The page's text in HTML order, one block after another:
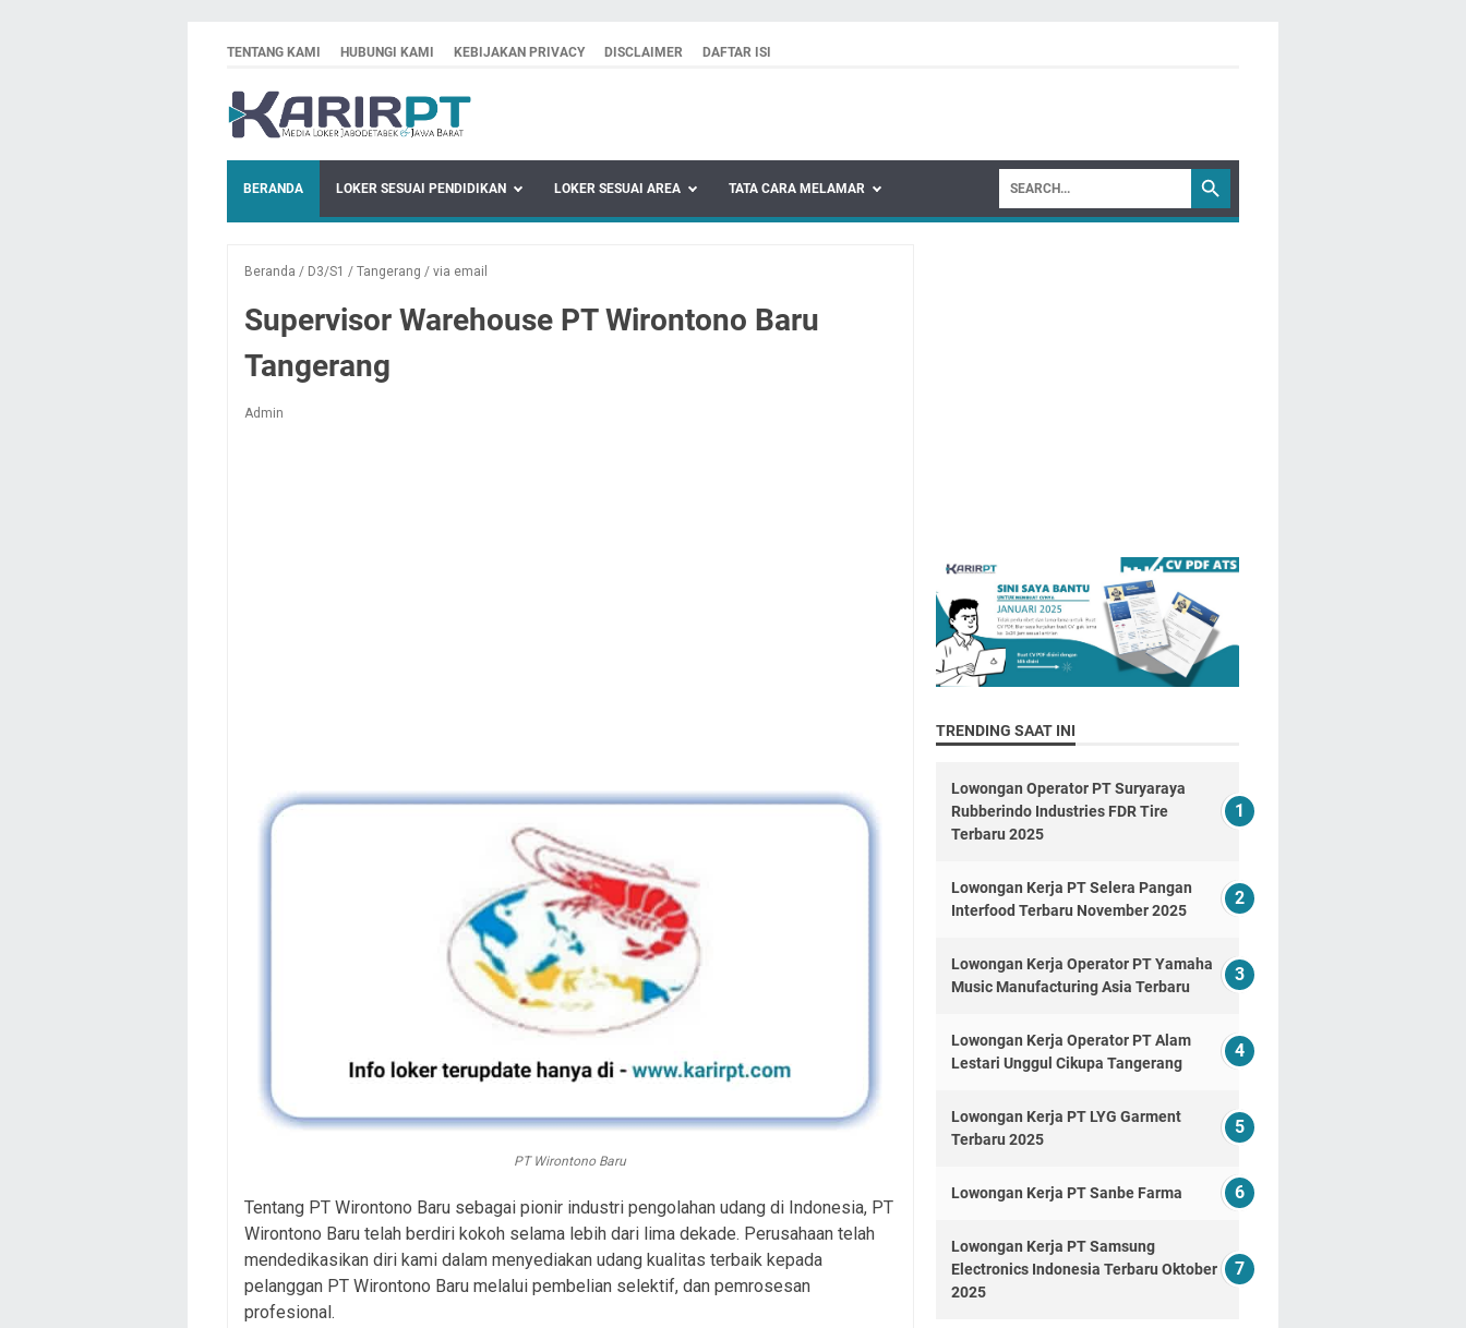
TENTANG KAMI HUBUNGI KAMI KEBIJAKAN PRIVACY DISCLAIMER DAFTAR ISI
BERANDA LOKER SESUAI PENDIDIKAN LOKER SESUAI AREA TATA CARA MELAMAR
Beranda / D3/S1 / Tangerang / via email
Supervisor Warehouse PT Wirontono Baru
Tangerang
Admin
PT Wirontono Baru
Tentang PT Wirontono Baru sebagai pionir industri pengolahan udang di Indonesia, PT
Wirontono Baru telah berdiri kokoh selama lebih dari lima dekade. Perusahaan telah
mendedikasikan diri kami dalam menyediakan udang kualitas terbaik kepada
pelanggan PT Wirontono Baru melalui pembelian selektif, dan pemrosesan
profesional.
TRENDING SAAT INI
Lowongan Operator PT Suryaraya
Rubberindo Industries FDR Tire
Terbaru 2025
Lowongan Kerja PT Selera Pangan
Interfood Terbaru November 2025
Lowongan Kerja Operator PT Yamaha
Music Manufacturing Asia Terbaru
Lowongan Kerja Operator PT Alam
Lestari Unggul Cikupa Tangerang
Lowongan Kerja PT LYG Garment
Terbaru 2025
Lowongan Kerja PT Sanbe Farma
Lowongan Kerja PT Samsung
Electronics Indonesia Terbaru Oktober
2025